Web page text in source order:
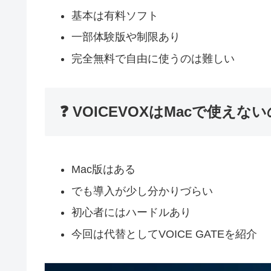
基本は有料ソフト
一部体験版や制限あり
完全無料で自由に使うのは難しい
❓ VOICEVOXはMacで使えな
Mac版はある
でも導入が少し分かりづらい
初心者にはハードルあり
今回は代替としてVOICE GATEを紹介